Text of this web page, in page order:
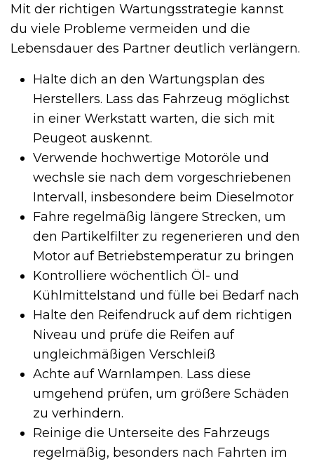
Mit der richtigen Wartungsstrategie kannst
du viele Probleme vermeiden und die
Lebensdauer des Partner deutlich verlängern.
Halte dich an den Wartungsplan des
Herstellers. Lass das Fahrzeug möglichst
in einer Werkstatt warten, die sich mit
Peugeot auskennt.
Verwende hochwertige Motoröle und
wechsle sie nach dem vorgeschriebenen
Intervall, insbesondere beim Dieselmotor
Fahre regelmäßig längere Strecken, um
den Partikelfilter zu regenerieren und den
Motor auf Betriebstemperatur zu bringen
Kontrolliere wöchentlich Öl- und
Kühlmittelstand und fülle bei Bedarf nach
Halte den Reifendruck auf dem richtigen
Niveau und prüfe die Reifen auf
ungleichmäßigen Verschleiß
Achte auf Warnlampen. Lass diese
umgehend prüfen, um größere Schäden
zu verhindern.
Reinige die Unterseite des Fahrzeugs
regelmäßig, besonders nach Fahrten im